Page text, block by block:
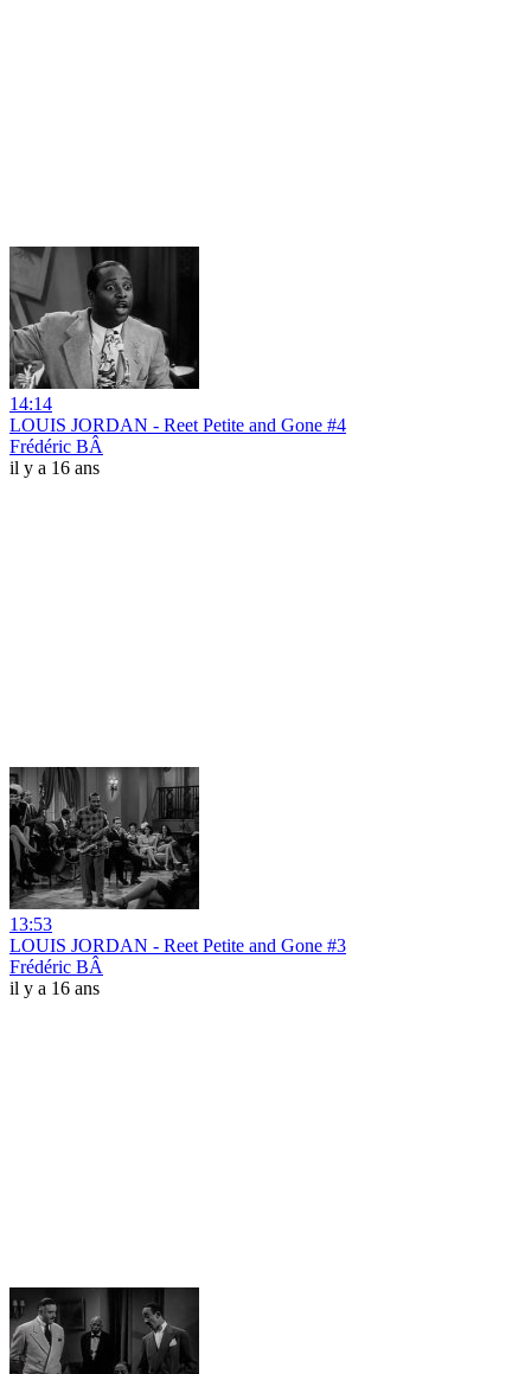
14:14
LOUIS JORDAN - Reet Petite and Gone #4
Frédéric BÂ
il y a 16 ans
13:53
LOUIS JORDAN - Reet Petite and Gone #3
Frédéric BÂ
il y a 16 ans